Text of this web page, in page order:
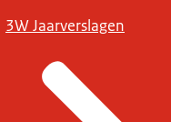
3W Jaarverslagen